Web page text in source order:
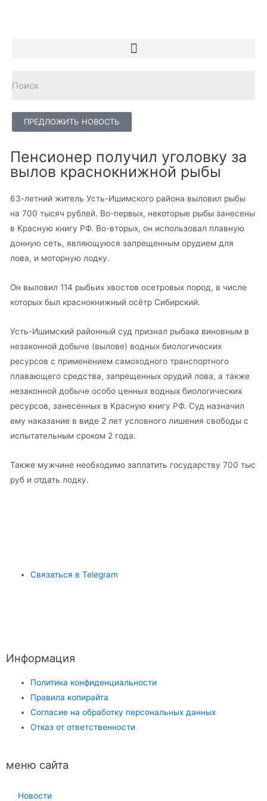
ПРЕДЛОЖИТЬ НОВОСТЬ
Пенсионер получил уголовку за
вылов краснокнижной рыбы
63-летний житель Усть-Ишимского района выловил рыбы
на 700 тысяч рублей. Во-первых, некоторые рыбы занесены
в Красную книгу РФ. Во-вторых, он использовал плавную
донную сеть, являющуюся запрещенным орудием для
лова, и моторную лодку.
Он выловил 114 рыбьих хвостов осетровых пород, в числе
которых был краснокнижный осётр Сибирский.
Усть-Ишимский районный суд признал рыбака виновным в
незаконной добыче (вылове) водных биологических
ресурсов с применением самоходного транспортного
плавающего средства, запрещенных орудий лова, а также
незаконной добыче особо ценных водных биологических
ресурсов, занесенных в Красную книгу РФ. Суд назначил
ему наказание в виде 2 лет условного лишения свободы с
испытательным сроком 2 года.
Также мужчине необходимо заплатить государству 700 тыс
руб и отдать лодку.
Связаться в Telegram
Информация
Политика конфиденциальности
Правила копирайта
Согласие на обработку персональных данных
Отказ от ответственности
меню сайта
Новости